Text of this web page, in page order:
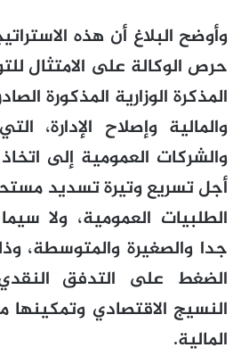
وأوضح البلاغ أن هذه
حرص الوكالة على الامتثال
المذكرة الوزارية المذكورة
والمالية وإصلاح الإدارة،
والشركات العمومية إلى اتخاذ
أجل تسريع وتيرة تسديد
الطلبيات العمومية، ولا
جدا والصغيرة والمتوسطة،
الضغط على التدفق
النسيج الاقتصادي وتمكينها
المالية.